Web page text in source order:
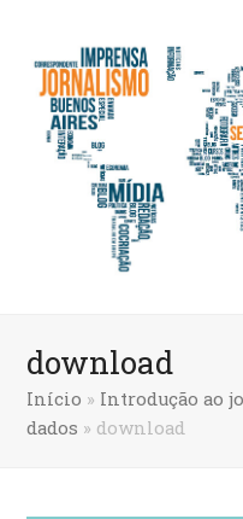
download
Início » Introdução ao
dados » download